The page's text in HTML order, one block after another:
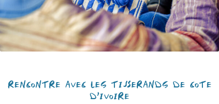
RENCONTRE AVEC LES TISSERANDS DE CÔTE
D’IVOIRE